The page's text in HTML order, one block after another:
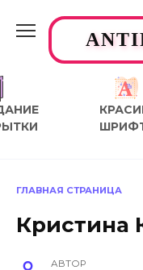
содержанию
ГЛАВНАЯ СТРАНИЦА
Кристина
АВТОР